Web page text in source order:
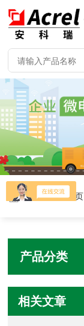
当前位置：首页
产品分类
相关文章